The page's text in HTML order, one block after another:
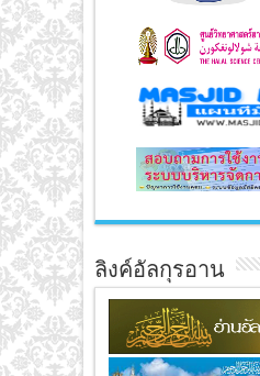
ลิงค์อัลกุรอาน